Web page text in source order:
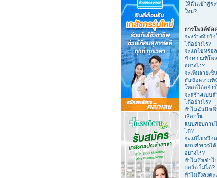
ให้ฉันเข้าสู่ร
ใหม่?
การโพสต์ข้อ
จะสร้างหัวข้อ
ได้อย่างไร?
จะแก้ไขหรือ
ข้อความที่โพ
อย่างไร?
จะเพิ่มลายเซ็
กับข้อความที่
โพสต์ได้อย่าง
จะสร้างแบบส
ได้อย่างไร?
ทำไมฉันถึงเ
เลือกใน
แบบสอบถาม
ได้?
จะแก้ไขหรือ
แบบสำรวจได้
อย่างไร?
ทำไมถึงเข้าไ
บอร์ด ไม่ได้?
ทำไมถึงลงค